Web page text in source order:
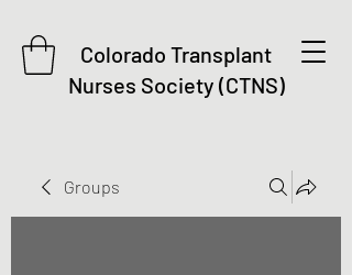
Colorado Transplant
Nurses Society (CTNS)
Groups